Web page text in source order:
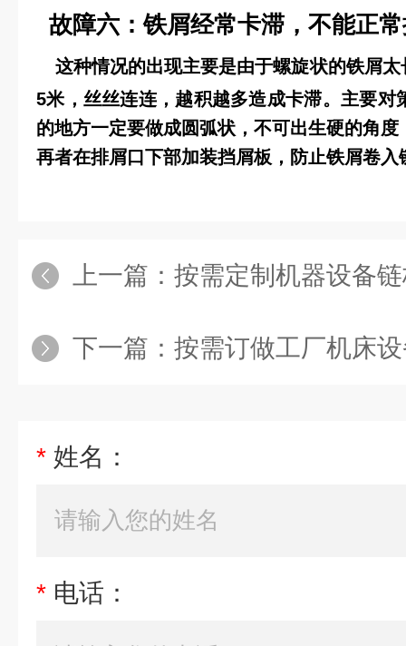
故障六：铁屑经常卡滞，不能正
这种情况的出现主要是由于螺旋状的铁屑
5米，丝丝连连，越积越多造成卡滞。主要对
的地方一定要做成圆弧状，不可出生硬的角
再者在排屑口下部加装挡屑板，防止铁屑卷入
上一篇： 按需定制机器设备
下一篇： 按需订做工厂机床
* 姓名：
* 电话：